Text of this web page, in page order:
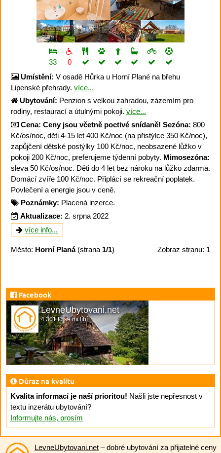
33
0
Umístění: V osadě Hůrka u Horní Plané na břehu
Lipenské přehrady. více...
Ubytování: Penzion s velkou zahradou, zázemím pro
rodiny, restaurací a útulnými pokoji. více...
Cena: Ceny jsou včetně poctivé snídaně! Sezóna: 800
Kč/os/noc, děti 4-15 let 400 Kč/noc (na přistýlce 350 Kč/noc),
zapůjčení dětské postýlky 100 Kč/noc, neobsazené lůžko v
pokoji 200 Kč/noc, preferujeme týdenní pobyty. Mimosezóna:
sleva 50 Kč/os/noc. Děti do 4 let bez nároku na lůžko zdarma.
Domácí zvíře 100 Kč/noc. Připlácí se rekreační poplatek.
Povlečení a energie jsou v ceně.
Poznámky: Placená inzerce.
Aktualizace: 2. srpna 2022
více info...
Město: Horní Planá(strana 1/1) Zobraz stranu: 1
Facebook
LevneUbytovani.net
4 301 to se mi líbí
Důraz na kvalitu
Kvalita informací je naší prioritou! Našli jste nepřesnost v
textu inzerátu ubytování?
Informujte nás, prosím
LevneUbytovani.net – dobré ubytování za přijatelné ceny